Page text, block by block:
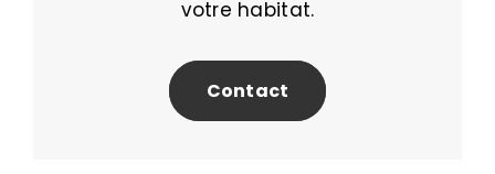
votre habitat.
Contact